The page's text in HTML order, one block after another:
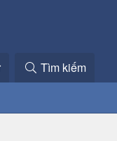
Tìm kiếm